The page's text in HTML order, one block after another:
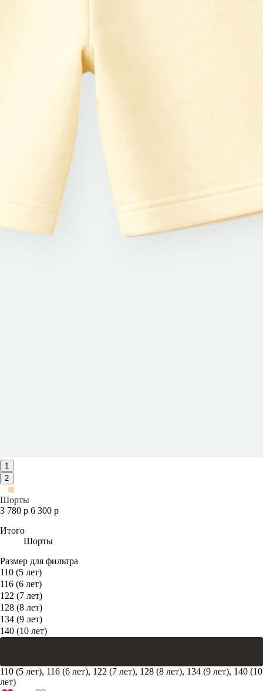
1
2
Шорты
3 780 р 6 300 р
Итого
Шорты
Размер для фильтра
110 (5 лет)
116 (6 лет)
122 (7 лет)
128 (8 лет)
134 (9 лет)
140 (10 лет)
110 (5 лет), 116 (6 лет), 122 (7 лет), 128 (8 лет), 134 (9 лет), 140 (10
лет)